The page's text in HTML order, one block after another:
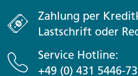
Zahlung per
Lastschrift oder
Service Hotline:
+49 (0) 431 5446-